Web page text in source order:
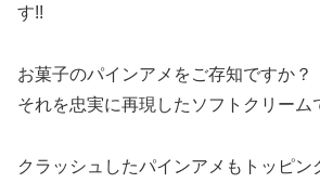
す!!
お菓子のパインアメをご存知ですか？
それを忠実に再現したソフトクリーム
クラッシュしたパインアメもトッピン